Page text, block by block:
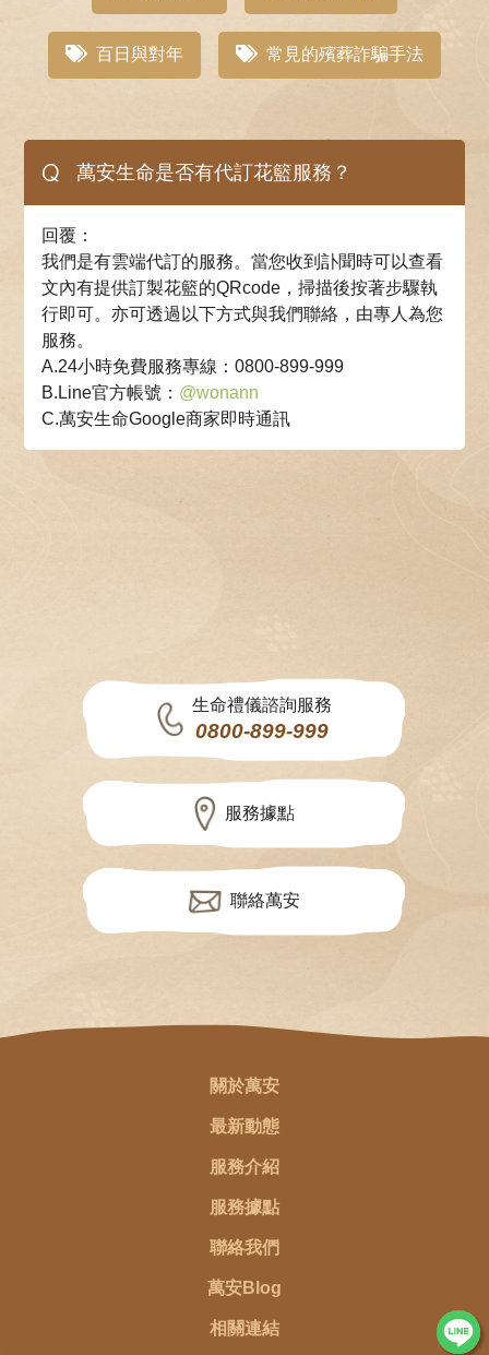
百日與對年 常見的殯葬詐騙手法
Q 萬安生命是否有代訂花籃服務？
回覆：
我們是有雲端代訂的服務。當您收到訃聞時可以查看
文內有提供訂製花籃的QRcode，掃描後按著步驟執
行即可。亦可透過以下方式與我們聯絡，由專人為您
服務。
A.24小時免費服務專線：0800-899-999
B.Line官方帳號： @wonann
C.萬安生命Google商家即時通訊
生命禮儀諮詢服務
0800-899-999
服務據點
聯絡萬安
關於萬安
最新動態
服務介紹
服務據點
聯絡我們
萬安Blog
相關連結